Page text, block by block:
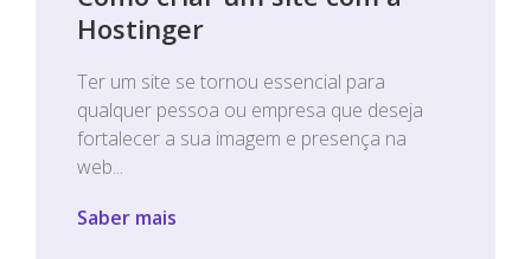
Hostinger
Ter um site se tornou essencial para
qualquer pessoa ou empresa que deseja
fortalecer a sua imagem e presença na
web...
Saber mais